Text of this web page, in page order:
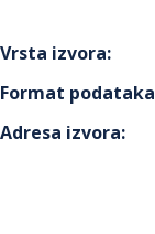
Vrsta izvora:
Format podataka
Adresa izvora: